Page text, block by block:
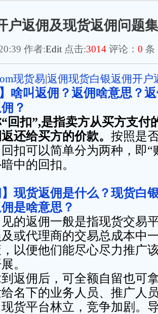
户返佣及现货返佣问题
作者:Edit 点击:3014 评论： 0 条
现货易|返佣现货白银返佣开户
】啥叫返佣？返佣啥意思？
？
回扣”,是指卖方从买方支付
还给买方的价款。 按照是
扣可以简单分为两种，即“
中的回扣。
】现货返佣是什么？现货白
是啥意思？
的返佣一般是指现货交易
或代理商的交易总成本中
以便他们能尽心尽力推广
。
返佣后，可全额自留也可
名下的业务人员、推广人
货平台林立，竞争加剧。